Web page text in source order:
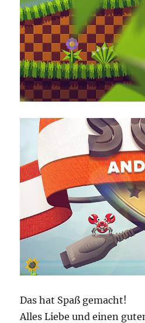
Das hat Spaß gemacht!
Alles Liebe und einen